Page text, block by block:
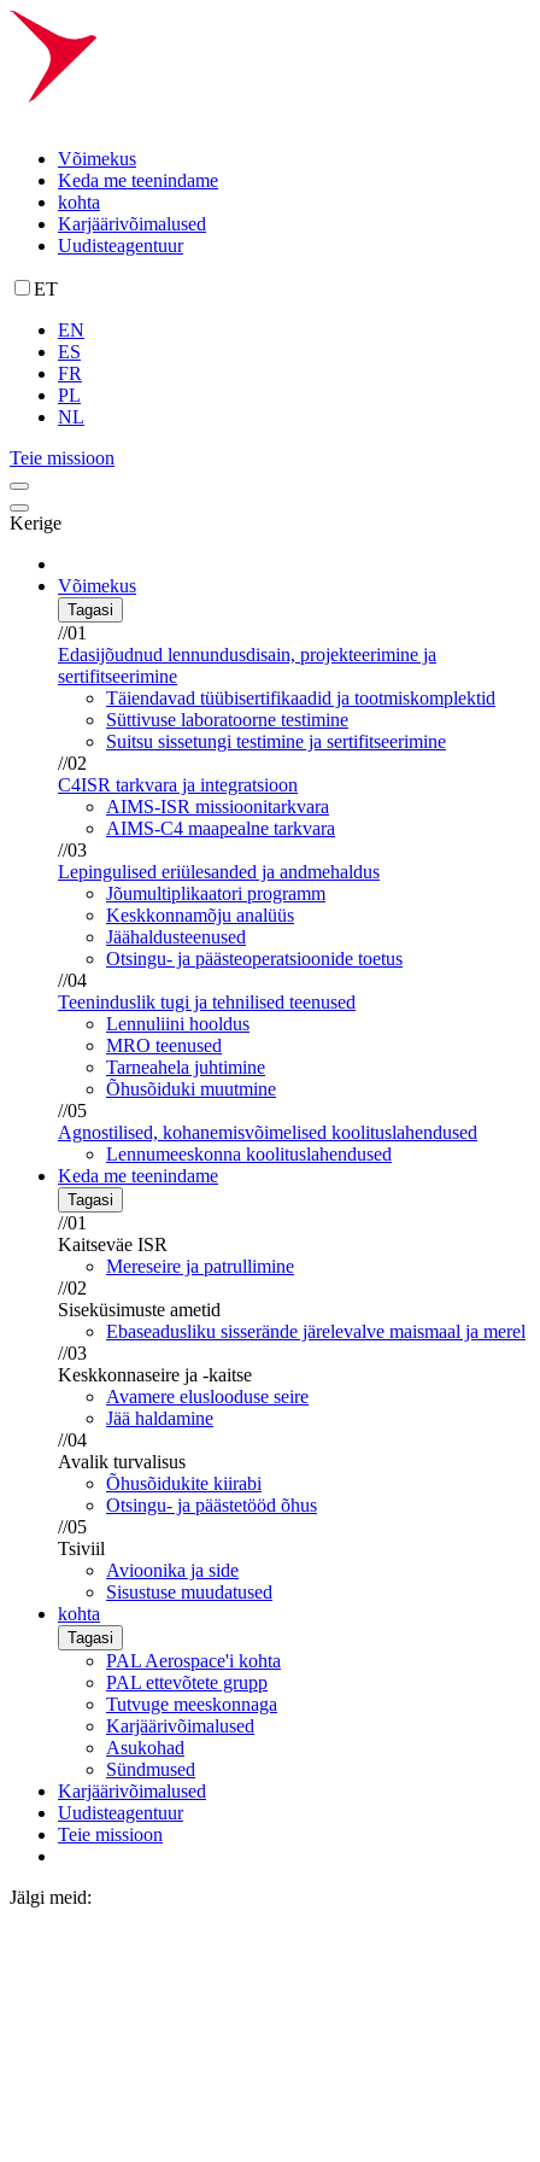
Võimekus
Keda me teenindame
kohta
Karjäärivõimalused
Uudisteagentuur
ET
EN
ES
FR
PL
NL
Teie missioon
Kerige
Võimekus
Tagasi
//01
Edasijõudnud lennundusdisain, projekteerimine ja
sertifitseerimine
Täiendavad tüübisertifikaadid ja tootmiskomplektid
Süttivuse laboratoorne testimine
Suitsu sissetungi testimine ja sertifitseerimine
//02
C4ISR tarkvara ja integratsioon
AIMS-ISR missioonitarkvara
AIMS-C4 maapealne tarkvara
//03
Lepingulised eriülesanded ja andmehaldus
Jõumultiplikaatori programm
Keskkonnamõju analüüs
Jäähaldusteenused
Otsingu- ja päästeoperatsioonide toetus
//04
Teeninduslik tugi ja tehnilised teenused
Lennuliini hooldus
MRO teenused
Tarneahela juhtimine
Õhusõiduki muutmine
//05
Agnostilised, kohanemisvõimelised koolituslahendused
Lennumeeskonna koolituslahendused
Keda me teenindame
Tagasi
//01
Kaitseväe ISR
Mereseire ja patrullimine
//02
Siseküsimuste ametid
Ebaseadusliku sisserände järelevalve maismaal ja merel
//03
Keskkonnaseire ja -kaitse
Avamere eluslooduse seire
Jää haldamine
//04
Avalik turvalisus
Õhusõidukite kiirabi
Otsingu- ja päästetööd õhus
//05
Tsiviil
Avioonika ja side
Sisustuse muudatused
kohta
Tagasi
PAL Aerospace'i kohta
PAL ettevõtete grupp
Tutvuge meeskonnaga
Karjäärivõimalused
Asukohad
Sündmused
Karjäärivõimalused
Uudisteagentuur
Teie missioon
Jälgi meid: